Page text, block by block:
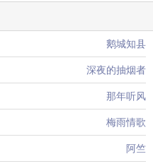
鹅城知县
深夜的抽烟者
那年听风
梅雨情歌
阿竺